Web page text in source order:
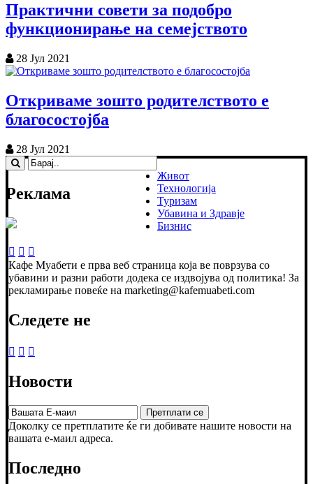
Практични совети за подобро
функционирање на семејството
28 Јул 2021
Откриваме зошто родителството е
благосостојба
28 Јул 2021
Реклама
Живот
Технологија
Туризам
Убавина и Здравје
Бизнис
Кафе Муабети е прва веб страница која ве поврзува со
убавини и разни работи додека се издвојува од политика! За
рекламирање повеќе на marketing@kafemuabeti.com
Следете не
Новости
Доколку се претплатите ќе ги добивате нашите новости на
вашата е-маил адреса.
Последно